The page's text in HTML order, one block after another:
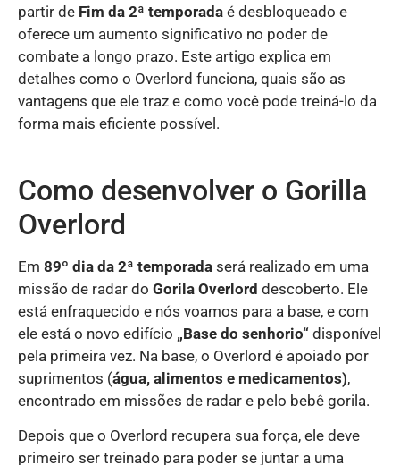
partir de Fim da 2ª temporada é desbloqueado e
oferece um aumento significativo no poder de
combate a longo prazo. Este artigo explica em
detalhes como o Overlord funciona, quais são as
vantagens que ele traz e como você pode treiná-lo da
forma mais eficiente possível.
Como desenvolver o Gorilla
Overlord
Em 89º dia da 2ª temporada será realizado em uma
missão de radar do Gorila Overlord descoberto. Ele
está enfraquecido e nós voamos para a base, e com
ele está o novo edifício „Base do senhorio“ disponível
pela primeira vez. Na base, o Overlord é apoiado por
suprimentos (água, alimentos e medicamentos),
encontrado em missões de radar e pelo bebê gorila.
Depois que o Overlord recupera sua força, ele deve
primeiro ser treinado para poder se juntar a uma